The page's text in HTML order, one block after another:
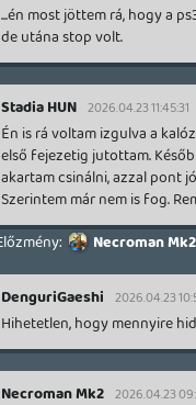
...én most jöttem rá, hogy a
de utána stop volt.
Stadia HUN 2026.04.23 11:45:31
Én is rá voltam izgulva a
első fejezetig jutottam.
akartam csinálni, azzal pont
Szerintem már nem is fog.
Necroman Mk2
DenguriGaeshi 2026.04.23
Hihetetlen, hogy mennyire
Necroman Mk2 2026.04.23